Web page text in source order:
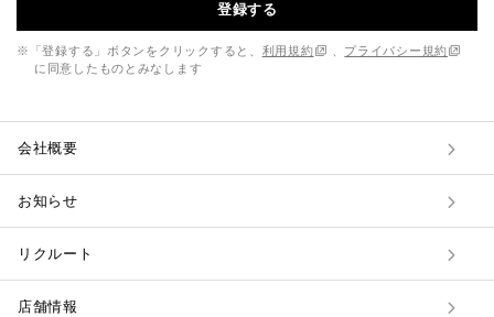
登録する
※「登録する」ボタンをクリックすると、 利用規約
プライバシー規約
に同意したものとみなします
会社概要
お知らせ
リクルート
店舗情報